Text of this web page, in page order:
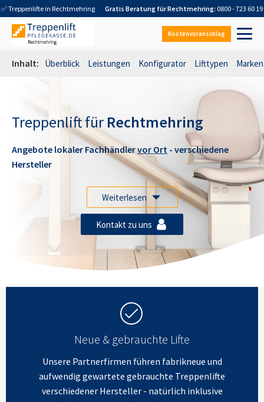
✅ Treppenlifte in Rechtmehring Gratis Beratung fürRechtmehring: 0800 - 723 60 19
Kostenvoranschlag
Inhalt: Überblick Leistungen Konfigurator Lifttypen Marken
Treppenlift für Rechtmehring
Angebote lokaler Fachhändlervor Ort - verschiedene
Hersteller
Weiterlesen
Kontakt zu uns
Neue & gebrauchte Lifte
Unsere Partnerfirmen führen fabrikneue und
aufwendig gewartete gebrauchte Treppenlifte
verschiedener Hersteller - natürlich inklusive